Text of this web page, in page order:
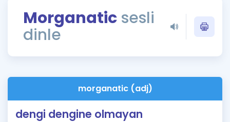
ÖSYM Sınav Takvimi
Kampanyalar
İngilizce Gramer
Morganatic sesli
dinle
morganatic (adj)
dengi dengine olmayan